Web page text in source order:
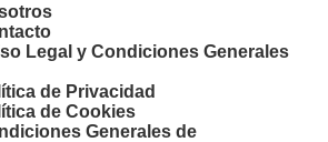
Legal y Condiciones Generales
de Privacidad
de Cookies
Generales de